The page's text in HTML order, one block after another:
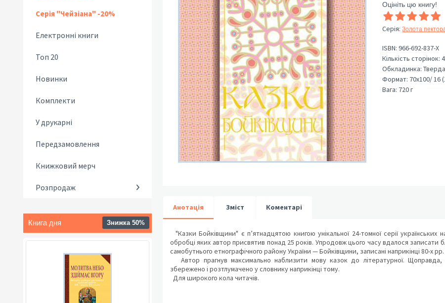
Серія "Чейзіана" -20%
Електронні книги
Топ 20
Новинки
Комплекти
У друкарні
Передзамовлення
Книжковий мерч
Розпродаж
Книга дня Знижка 50%
Оцініть цю книгу!
Серія: Золота
ISBN: 966-692-837-X
Кількість сторінок:
Обкладинка: Тверда
Формат: 70х100/ 16
Вага: 720 г
Анотація Зміст Коментарі
"Казки Бойківщини" є п’ятнадцятою книгою унікальної 24-томної серії
обробці яких автор присвятив понад 25 років. Упродовж цього часу вдалося записати
самобутнього етнографічного району України — Бойківщини, записані наприкінці 80-х рр.
Автор прагнув максимально наблизити мову казок до літературної. Щоправда,
збережено і розтлумачено у словнику наприкінці тому.
Для широкого кола читачів.